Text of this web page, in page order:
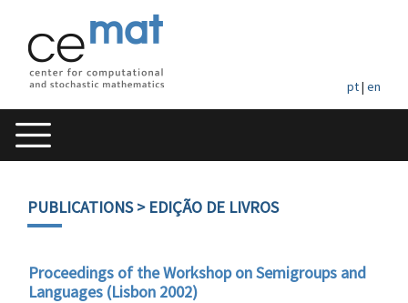
pt| en
PUBLICATIONS> EDIÇÃO DE LIVROS
Proceedings of the Workshop on Semigroups and
Languages (Lisbon 2002)